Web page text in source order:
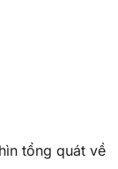
tổng quát về